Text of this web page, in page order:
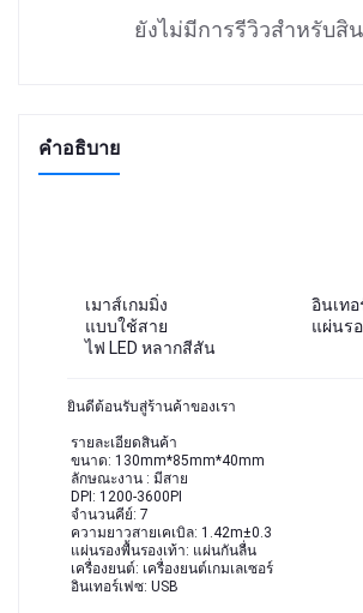
ยังไม่มีการรีวิวสำหรับสิ
คำอธิบาย
เมาส์เกมมิ่ง
แบบใช้สาย
ไฟ LED หลากสีสัน
อินเทอ
แผ่นร
ยินดีต้อนรับสู่ร้านค้าของเรา
รายละเอียดสินค้า
ขนาด: 130mm*85mm*40mm
ลักษณะงาน : มีสาย
DPI: 1200-3600PI
จำนวนคีย์: 7
ความยาวสายเคเบิล: 1.42m±0.3
แผ่นรองพื้นรองเท้า: แผ่นกันลื่น
เครื่องยนต์: เครื่องยนต์เกมเลเซอร์
อินเทอร์เฟซ: USB